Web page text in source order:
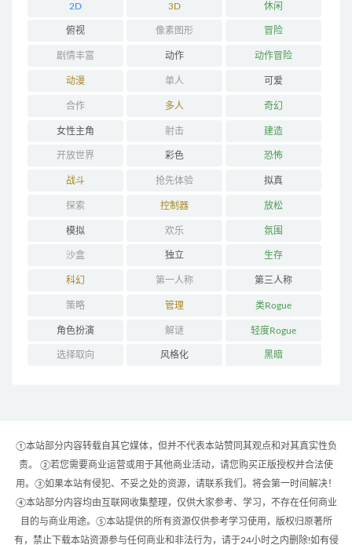
2D 3D 休闲
俯视 像素图形 冒险
剧情丰富 动作 动作冒险
动漫 单人 可爱
合作 多人 奇幻
女性主角 射击 建造
开放世界 彩色 恐怖
战斗 抢先体验 拟真
探索 控制器 放松
模拟 欢乐 氛围
沙盒 独立 生存
科幻 第一人称 第三人称
策略 管理 类Rogue
角色扮演 解谜 轻度Rogue
选择取向 风格化 黑暗
①本站部分内容转载自其它媒体，但并不代表本站赞同其观点和对其真实性负
责。 ②若您需要商业运营或用于其他商业活动，请您购买正版授权并合法使
用。③如果本站有侵犯、不妥之处的资源，请联系我们。将会第一时间解决！
④本站部分内容均由互联网收集整理，仅供大家参考、学习，不存在任何商业
目的与商业用途。⑤本站提供的所有资源仅供参考学习使用，版权归原著所
有，禁止下载本站资源参与任何商业和非法行为，请于24小时之内删除!如有侵